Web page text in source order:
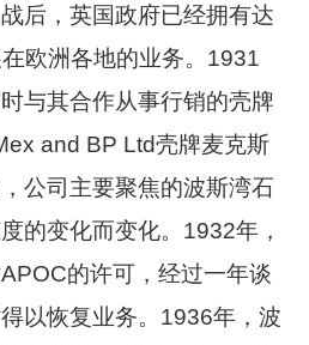
后，英国政府已经拥有达
欧洲各地的业务。1931
与其合作从事行销的壳牌
and BP Ltd壳牌麦克斯
公司主要聚焦的波斯湾石
的变化而变化。1932年，
的许可，经过一年谈
以恢复业务。1936年，波